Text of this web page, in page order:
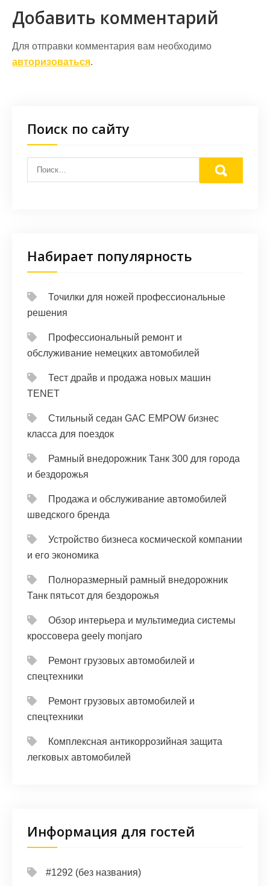
Добавить комментарий
Для отправки комментария вам необходимо
авторизоваться.
Поиск по сайту
Набирает популярность
Точилки для ножей профессиональные
решения
Профессиональный ремонт и
обслуживание немецких автомобилей
Тест драйв и продажа новых машин
TENET
Стильный седан GAC EMPOW бизнес
класса для поездок
Рамный внедорожник Танк 300 для города
и бездорожья
Продажа и обслуживание автомобилей
шведского бренда
Устройство бизнеса космической компании
и его экономика
Полноразмерный рамный внедорожник
Танк пятьсот для бездорожья
Обзор интерьера и мультимедиа системы
кроссовера geely monjaro
Ремонт грузовых автомобилей и
спецтехники
Ремонт грузовых автомобилей и
спецтехники
Комплексная антикоррозийная защита
легковых автомобилей
Информация для гостей
#1292 (без названия)